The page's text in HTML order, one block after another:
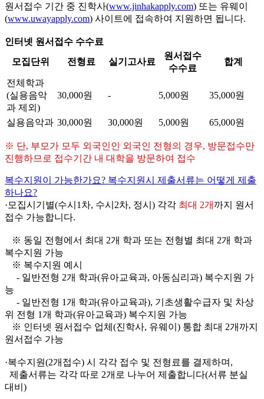
원서접수 기간 중 진학사(www.jinhakapply.com) 또는 유웨이
(www.uwayapply.com) 사이트에 접속하여 지원하면 됩니다.
인터넷 원서접수 수수료
모집단위
전형료 실기고사료
원서접수
수수료
합계
전체학과
(실용음악
과 제외)
30,000원 - 5,000원 35,000원
실용음악과 30,000원 30,000원 5,000원 65,000원
※ 단, 부모가 모두 외국인인 외국인 전형의 경우, 방문접수만
진행하므로 접수기간 내 대학을 방문하여 접수
복수지원이 가능한가요? 복수지원시 제출서류는 어떻게 제출
하나요?
·모집시기별(수시1차, 수시2차, 정시) 각각 최대 2개 까지 원서
접수 가능합니다.
※ 동일 전형에서 최대 2개 학과 또는 전형별 최대 2개 학과
복수지원 가능
※ 복수지원 예시
- 일반전형 2개 학과(유아교육과, 아동심리과) 복수지원 가
능
- 일반전형 1개 학과(유아교육과), 기초생활수급자 및 차상
위 전형 1개 학과(유아교육과) 복수지원 가능
※ 인터넷 원서접수 업체(진학사, 유웨이) 통합 최대 2개까지
원서접수 가능
·복수지원(2개접수) 시 각각 접수 및 전형료를 결제하며,
제출서류는 각각 따로 2개로 나누어 제출합니다(서류 분실
대비)